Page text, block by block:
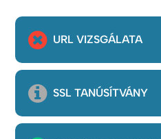
URL VIZSGÁLATA
SSL TANÚSÍTVÁNY